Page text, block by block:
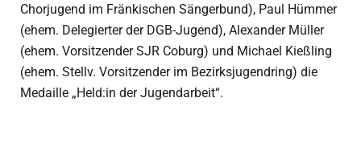
Chorjugend im Fränkischen Sängerbund), Paul Hümmer
(ehem. Delegierter der DGB-Jugend), Alexander Müller
(ehem. Vorsitzender SJR Coburg) und Michael Kießling
(ehem. Stellv. Vorsitzender im Bezirksjugendring) die
Medaille „Held:in der Jugendarbeit“.